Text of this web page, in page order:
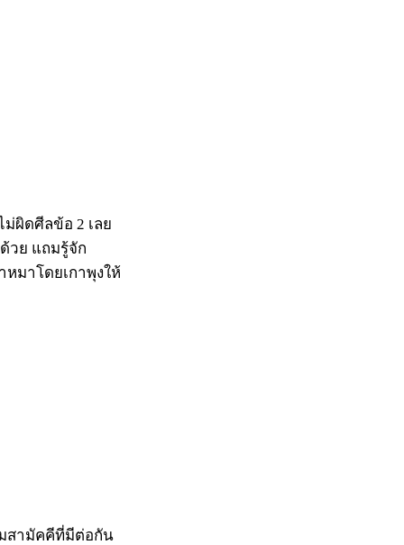
ผิดศีลข้อ 2 เลย
วย แถมรู้จัก
มาโดยเกาพุงให้
มสามัคคีที่มีต่อกัน